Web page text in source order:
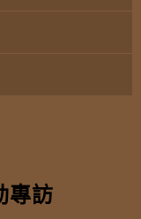
專訪